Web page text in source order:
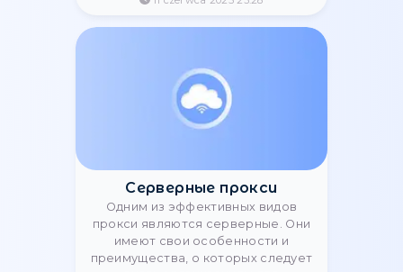
Самые безопасные VPN
сервисы в Украине в 2025
году
Использование VPN сервисов —